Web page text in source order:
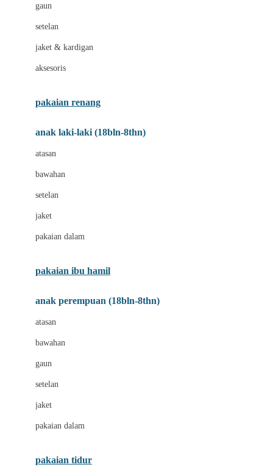
Buds Organics
Bugaboo
C
Cottonseeds
Crane
Drew
gaun
setelan
jaket & kardigan
aksesoris
pakaian renang
anak laki-laki (18bln-8thn)
atasan
bawahan
setelan
jaket
pakaian dalam
pakaian ibu hamil
anak perempuan (18bln-8thn)
atasan
bawahan
gaun
setelan
jaket
pakaian dalam
pakaian tidur